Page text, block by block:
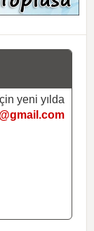
yeni yılda